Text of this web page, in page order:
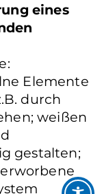
eines
Elemente
durch
weißen
gestalten;